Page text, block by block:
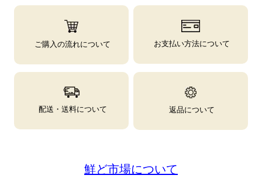
ご購入の流れについて お支払い方法について
配送・送料について 返品について
鮮ど市場について